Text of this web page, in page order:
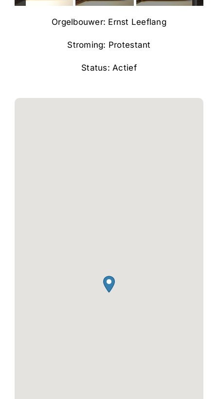
Orgelbouwer: Ernst Leeflang
Stroming: Protestant
Status: Actief